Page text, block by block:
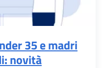
35 e madri
novità